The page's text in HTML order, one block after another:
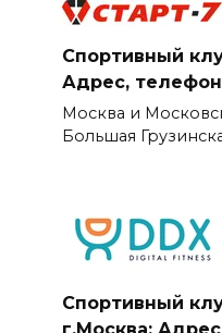
Спортивный
Адрес,
Москва и
Большая
Спортивный
г.Москва: